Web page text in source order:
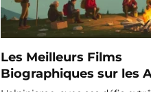
Les Meilleurs Films
Biographiques sur les